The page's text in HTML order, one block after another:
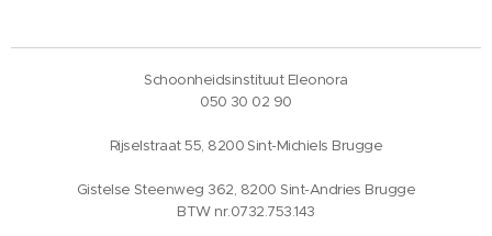
Schoonheidsinstituut Eleonora
050 30 02 90
Rijselstraat 55, 8200 Sint-Michiels Brugge
Gistelse Steenweg 362, 8200 Sint-Andries Brugge
BTW nr.0732.753.143